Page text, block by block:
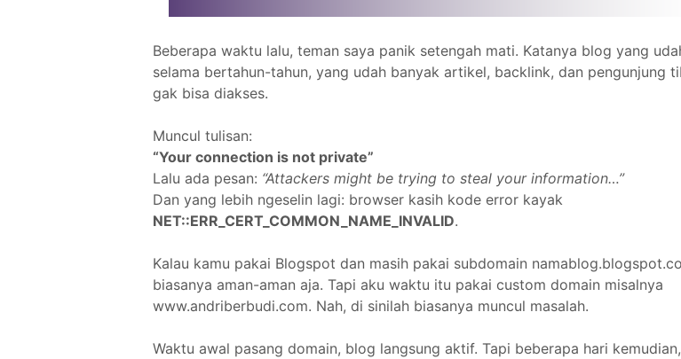
Beberapa waktu lalu, teman saya panik setengah mati. Katanya blog yang
selama bertahun-tahun, yang udah banyak artikel, backlink, dan pengunjung
gak bisa diakses.
Muncul tulisan:
“Your connection is not private”
Lalu ada pesan: “Attackers might be trying to steal your information…”
Dan yang lebih ngeselin lagi: browser kasih kode error kayak
NET::ERR_CERT_COMMON_NAME_INVALID.
Kalau kamu pakai Blogspot dan masih pakai subdomain
biasanya aman-aman aja. Tapi aku waktu itu pakai custom domain misalnya
www.andriberbudi.com. Nah, di sinilah biasanya muncul masalah.
Waktu awal pasang domain, blog langsung aktif. Tapi beberapa hari